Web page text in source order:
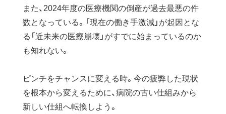
また、2024年度の医療機関の倒産が過去最悪の件
数となっている。「現在の働き手激減」が起因とな
る「近未来の医療崩壊」がすでに始まっているのか
も知れない。
ピンチをチャンスに変える時。今の疲弊した現状
を根本から変えるために、病院の古い仕組みから
新しい仕組へ転換しよう。